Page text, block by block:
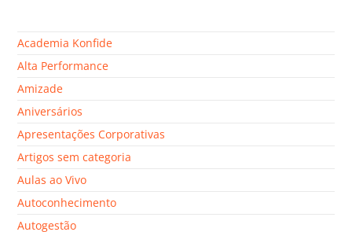
Academia Konfide
Alta Performance
Amizade
Aniversários
Apresentações Corporativas
Artigos sem categoria
Aulas ao Vivo
Autoconhecimento
Autogestão